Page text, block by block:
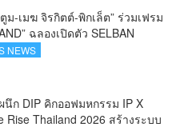
ม-เมฆ จิรกิตต์-พิกเล็ต” ร่วมเฟรม
ฉลองเปิดตัว SELBAN
ฟชั่นครีเอทีฟ เชื่อมคัลเจอร์ไทย-
NEWS
นึก DIP คิกออฟมหกรรม IP X
Rise Thailand 2026 สร้างระบบ